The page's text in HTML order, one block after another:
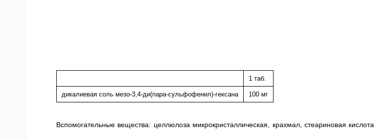
1 таб.
дикалиевая соль мезо-3,4-ди(пара-сульфофенил)-гексана 100 мг
Вспомогательные вещества: целлюлоза микрокристаллическая, крахмал, стеариновая кислота.